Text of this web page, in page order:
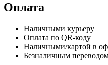
Оплата
Наличными курьеру
Оплата по QR-коду
Наличными/картой в
Безналичным